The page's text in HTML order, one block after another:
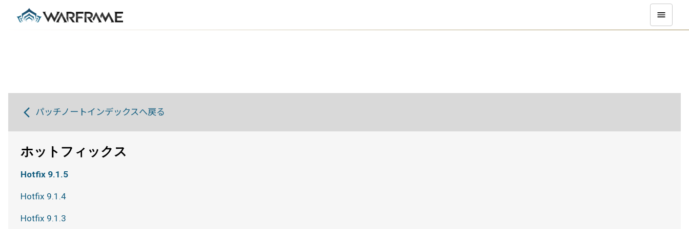
パッチノートインデックスへ戻る
ホットフィックス
Hotfix 9.1.5
Hotfix 9.1.4
Hotfix 9.1.3